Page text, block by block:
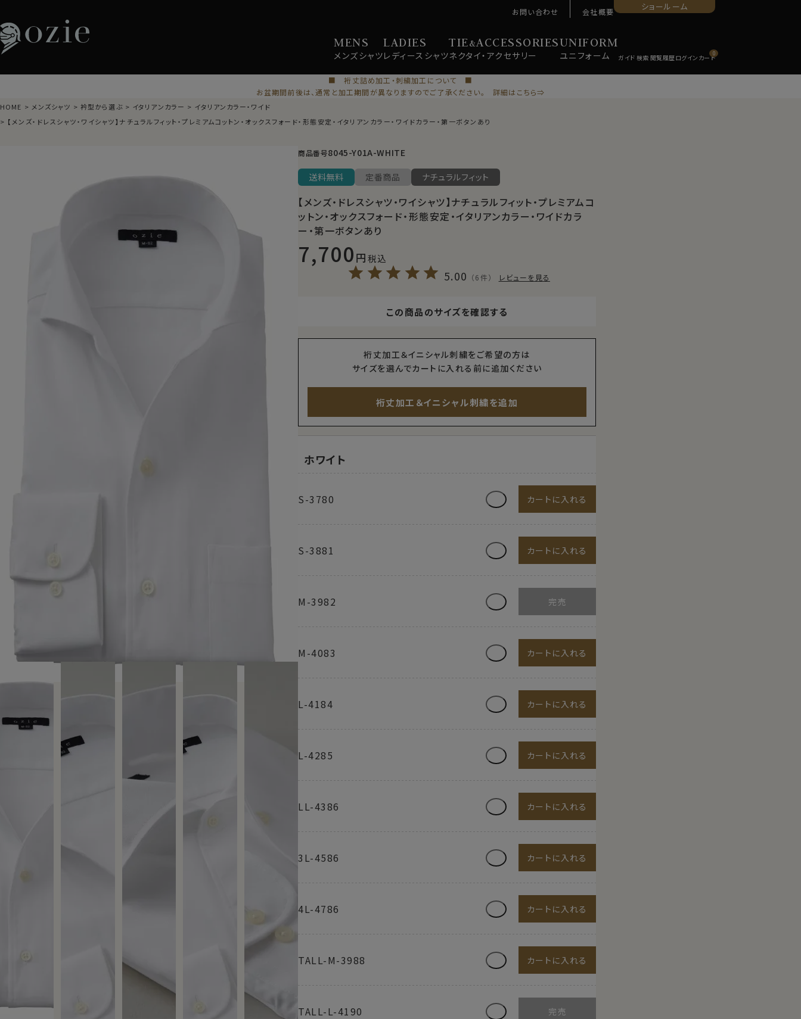
MENS
メンズシャツ
LADIES
レディース シャツ
TIE&ACCESSORIES
ネクタイ・ アクセサリー
UNIFORM
ユニ フォーム
お問い合わせ 会社概要 ショールーム
0
■ 裄丈詰め加工・刺繍加工について ■
お盆期間前後は、通常と加工期間が異なりますのでご了承ください。 詳細はこちら⇒
HOME メンズシャツ 衿型から選ぶ イタリアンカラー
イタリアンカラー・ワイド
【メンズ・ドレスシャツ・ワイシャツ】ナチュラルフィット・プレミアムコットン・オックスフォード・形態安定・イタリアンカラー・ワイドカラー・第一ボタンあり
商品番号8045-Y01A-WHITE
送料無料 定番商品 ナチュラルフィット
【メンズ・ドレスシャツ・ワイシャツ】ナチュラルフィット・プレミアムコ
ットン・オックスフォード・形態安定・イタリアンカラー・ワイドカラ
ー・第一ボタンあり
7,700 税込
5.00 （6件） レビューを見る
この商品のサイズを確認する
裄丈加工＆イニシャル刺繍をご希望の方は
サイズを選んでカートに入れる前に追加ください
裄丈加工＆イニシャル刺繍を追加
ホワイト
S-3780 カートに入れる
S-3881 カートに入れる
M-3982
M-4083 カートに入れる
L-4184 カートに入れる
L-4285 カートに入れる
LL-4386 カートに入れる
3L-4586 カートに入れる
4L-4786 カートに入れる
TALL-M-3988 カートに入れる
TALL-L-4190